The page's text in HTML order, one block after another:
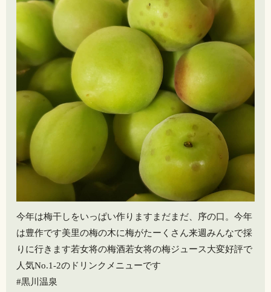
今年は梅干しをいっぱい作りますまだまだ、序の口。今年
は豊作です美里の梅の木に梅がたーくさん️️来週みんなで採
りに行きます️若女将の梅酒若女将の梅ジュース大変好評で
人気No.1-2のドリンクメニューです
#黒川温泉